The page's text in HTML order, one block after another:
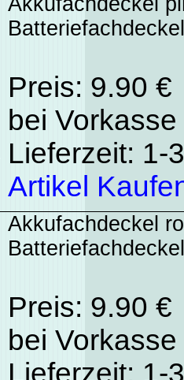
Batteriefachdeckel
Preis: 9.90
bei
Lieferzeit: 1-
Artikel
Akkufachdeckel
Preis: 9.90
bei